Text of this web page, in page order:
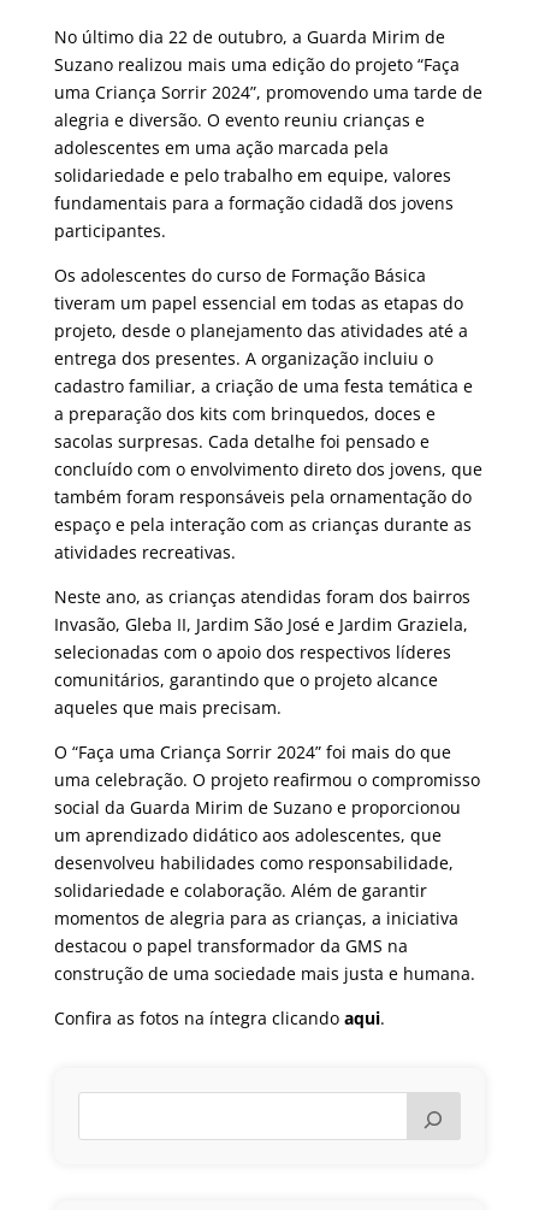
No último dia 22 de outubro, a Guarda Mirim de
Suzano realizou mais uma edição do projeto “Faça
uma Criança Sorrir 2024”, promovendo uma tarde de
alegria e diversão. O evento reuniu crianças e
adolescentes em uma ação marcada pela
solidariedade e pelo trabalho em equipe, valores
fundamentais para a formação cidadã dos jovens
participantes.
Os adolescentes do curso de Formação Básica
tiveram um papel essencial em todas as etapas do
projeto, desde o planejamento das atividades até a
entrega dos presentes. A organização incluiu o
cadastro familiar, a criação de uma festa temática e
a preparação dos kits com brinquedos, doces e
sacolas surpresas. Cada detalhe foi pensado e
concluído com o envolvimento direto dos jovens, que
também foram responsáveis ​​pela ornamentação do
espaço e pela interação com as crianças durante as
atividades recreativas.
Neste ano, as crianças atendidas foram dos bairros
Invasão, Gleba II, Jardim São José e Jardim Graziela,
selecionadas com o apoio dos respectivos líderes
comunitários, garantindo que o projeto alcance
aqueles que mais precisam.
O “Faça uma Criança Sorrir 2024” foi mais do que
uma celebração. O projeto reafirmou o compromisso
social da Guarda Mirim de Suzano e proporcionou
um aprendizado didático aos adolescentes, que
desenvolveu habilidades como responsabilidade,
solidariedade e colaboração. Além de garantir
momentos de alegria para as crianças, a iniciativa
destacou o papel transformador da GMS na
construção de uma sociedade mais justa e humana.
Confira as fotos na íntegra clicando aqui.